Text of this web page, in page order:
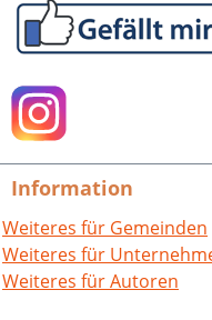
Burgen,
Markante
Türk – ein Bildband, der allen Freunden
des
vermittelt, zwischen Neutscher Höhe,
Information
Weiteres für Gemeinden
Weiteres für
Weiteres für Autoren